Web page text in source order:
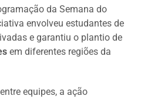
n
k
da Semana do
envolveu estudantes de
e garantiu o plantio de
em diferentes regiões da
equipes, a ação